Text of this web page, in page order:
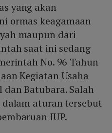
yang akan
ormas keagamaan
maupun dari
saat ini sedang
No. 96 Tahun
Kegiatan Usaha
Batubara. Salah
aturan tersebut
IUP.